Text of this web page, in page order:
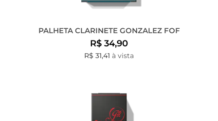
PALHETA CLARINETE GONZALEZ FOF
R$ 34,90
R$ 31,41 à vista